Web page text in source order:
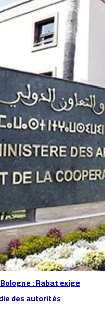
: Rabat exige
des autorités